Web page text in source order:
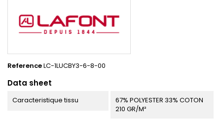
ReferenceLC-1LUCBY3-6-8-00
Data sheet
Caracteristique tissu
67% POLYESTER 33% COTON
210 GR/M²